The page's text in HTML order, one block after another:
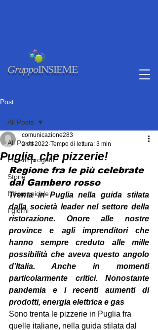
GruppoINSIEME
Post
All Posts
I nostri progetti
Storie
Il domenicale
I giorni
All Posts
Puglia, che pizzerie!
comunicazione283
2 ott 2022 Tempo di lettura: 3 min
Regione fra le più celebrate
dal Gambero rosso
Trenta in Puglia nella guida stilata
dalla società leader nel settore della
ristorazione. Onore alle nostre
province e agli imprenditori che
hanno sempre creduto alle mille
possibilità che aveva questo angolo
d’Italia. Anche in momenti
particolarmente critici. Nonostante
pandemia e i recenti aumenti di
prodotti, energia elettrica e gas
Sono trenta le pizzerie in Puglia fra
quelle italiane, nella guida stilata dal